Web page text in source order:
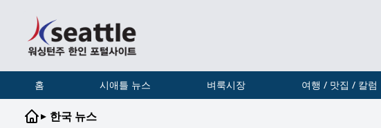
홈 시애틀 뉴스 벼룩시장 여행 / 맛집 / 칼럼
▸ 한국 뉴스